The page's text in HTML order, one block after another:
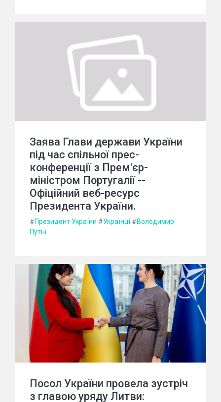
Заява Глави держави України
під час спільної прес-
конференції з Прем'єр-
міністром Португалії --
Офіційний веб-ресурс
Президента України.
#Президент України #Українці #Володимир
Путін
Посол України провела зустріч
з главою уряду Литви: